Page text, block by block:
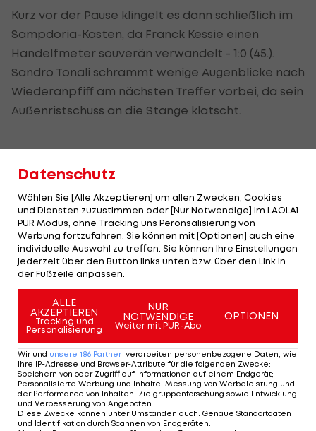
Kurz vor der Pause klingelt es dann schließlich im
Sampdoria-Kasten, da Franck Kessie einen
Handelfmeter souverän verwandelt - 1:0 (45.).
Sandro Tonali schrammt wenige Augenblicke nach
Wiederanpfiff am nächsten Treffer vorbei, da sein
Außenristschuss an die Stange klatscht.
Danach erlebt Sampdoria einen kurzfristigen
Ball aus fünf Metern nicht im Tor unter (68.). Knapp
zehn Minuten später macht der eben
eingewechselte Samu Castillejo nach Rebic-
Zuspiel den vermeintlichen Deckel drauf (77.), ehe
Ekdal nochmals für Spannung sorgt (83.).
Sampdoria wirft zwar alles nach vorne, der Milan-
Beton hält aber bis zum Schlusspfiff.
Mit dem achten Sieg im zehnten Spiel baut Milan
die Tabellenführung auf 26 Zähler aus, der
schärfste Verfolger und Erzrivale Inter liegt fünf
Datenschutz
Wählen Sie [Alle Akzeptieren] um allen Zwecken, Cookies
und Diensten zuzustimmen oder [Nur Notwendige] im LAOLA1
PUR Modus, ohne Tracking uns Peronsalisierung von
Werbung fortzufahren. Sie können mit [Optionen] auch eine
individuelle Auswahl zu treffen. Sie können Ihre Einstellungen
jederzeit über den Button links unten bzw. über den Link in
der Fußzeile anpassen.
ALLE
AKZEPTIEREN
Tracking und
Personalisierung
NUR
NOTWENDIGE
Weiter mit PUR-Abo
OPTIONEN
Wir und unsere 186 Partner verarbeiten personenbezogene Daten, wie
Ihre IP-Adresse und Browser-Attribute für die folgenden Zwecke:
Speichern von oder Zugriff auf Informationen auf einem Endgerät;
Personalisierte Werbung und Inhalte, Messung von Werbeleistung und
der Performance von Inhalten, Zielgruppenforschung sowie Entwicklung
und Verbesserung von Angeboten
Diese Zwecke können unter Umständen auch: Genaue Standortdaten
und Identifikation durch Scannen von Endgeräten